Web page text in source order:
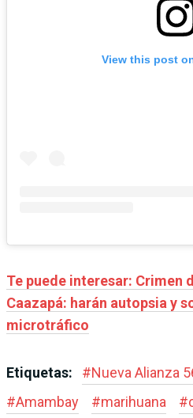
View this post
Te puede interesar: Crimen
Caazapá: harán autopsia y
microtráfico
Etiquetas: #Nueva Alianza
#Amambay #marihuana #